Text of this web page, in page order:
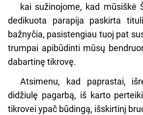
kai sužinojome, kad mūsiškė
dedikuota parapija paskirta
bažnyčia, pasistengiau tuoj pat
trumpai apibūdinti mūsų
dabartinę tikrovę.
Atsimenu, kad paprastai,
didžiulę pagarbą, iš karto
tikrovei ypač būdingą, išskirtinį